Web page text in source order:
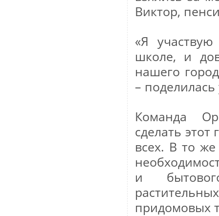
Виктор,
«Я
школе, и
нашего
–
Команда
сделать
всех. В то
и
придомовых